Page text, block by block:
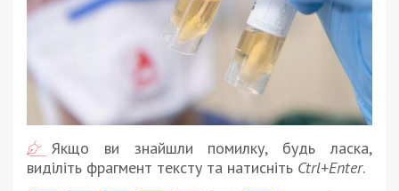
Якщо ви знайшли помилку, будь ласка,
виділіть фрагмент тексту та натисніть Ctrl+Enter.